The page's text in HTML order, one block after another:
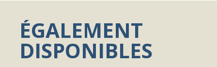
ÉGALEMENT
DISPONIBLES